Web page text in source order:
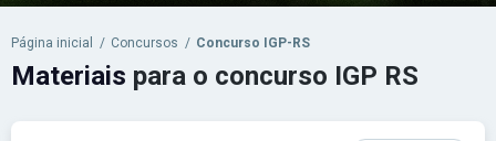
Página inicial / Concursos / Concurso IGP-RS
Materiais para o concurso IGP RS